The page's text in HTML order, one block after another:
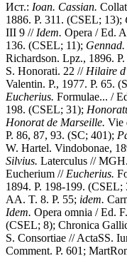
Ист.: Ioan. Cassian.
1886. P. 311. (CSEL; 13);
III 9 // Idem. Opera / Ed.
136. (CSEL; 11);
Richardson. Lpz., 1896.
S. Honorati. 22 // Hilaire
Valentin. P., 1977. P. 65.
Eucherius. Formulae... /
198. (CSEL; 31);
Honorat de Marseille. Vie
P. 86, 87, 93. (SC; 401);
W. Hartel. Vindobonae,
Silvius. Laterculus //
Eucherium // Eucherius.
1894. P. 198-199. (CSEL;
AA. T. 8. P. 55; idem.
Idem. Opera omnia / Ed.
(CSEL; 8); Chronica
S. Consortiae // ActaSS.
Comment. P. 601;